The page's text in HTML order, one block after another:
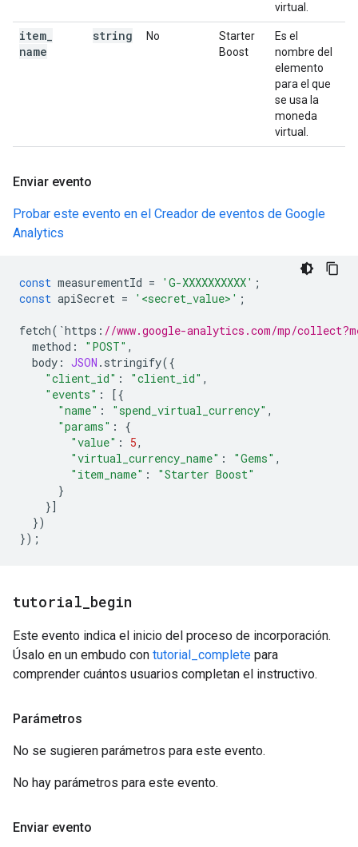
virtual.
item
name
string No
Starter
Boost
Es el
nombre del
elemento
para el que
se usa la
moneda
virtual.
Enviar evento
Probar este evento en el Creador de eventos de Google
Analytics
const measurementId = 'G-XXXXXXXXXX' ;
const apiSecret = '<secret_value>' ;
fetch( `https : //www.google-analytics.com/mp/
method : "POST" ,
body : JSON . stringify({
"client_id" : "client_id" ,
"events" :
[{
"name" : "spend_virtual_currency" ,
"params" :
{
"value" : 5,
"virtual_currency_name" : "Gems" ,
"item_name" :
"Starter Boost"
}
}]
})
});
tutorial begin
Este evento indica el inicio del proceso de incorporación.
Úsalo en un embudo con tutorial_complete para
comprender cuántos usuarios completan el instructivo.
Parámetros
No se sugieren parámetros para este evento.
No hay parámetros para este evento.
Enviar evento